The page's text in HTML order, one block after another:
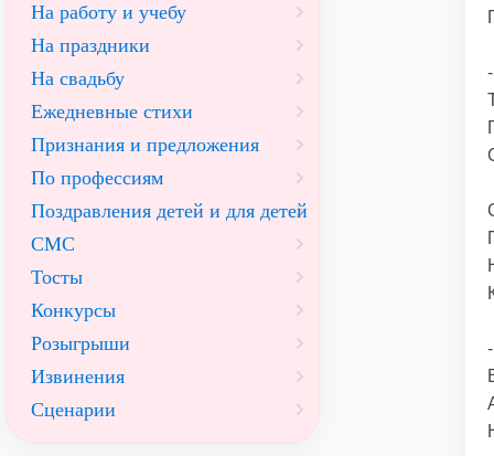
На работу и учебу
На праздники
На свадьбу
Ежедневные стихи
Признания и предложения
По профессиям
Поздравления детей и для детей
СМС
Тосты
Конкурсы
Розыгрыши
Извинения
Сценарии